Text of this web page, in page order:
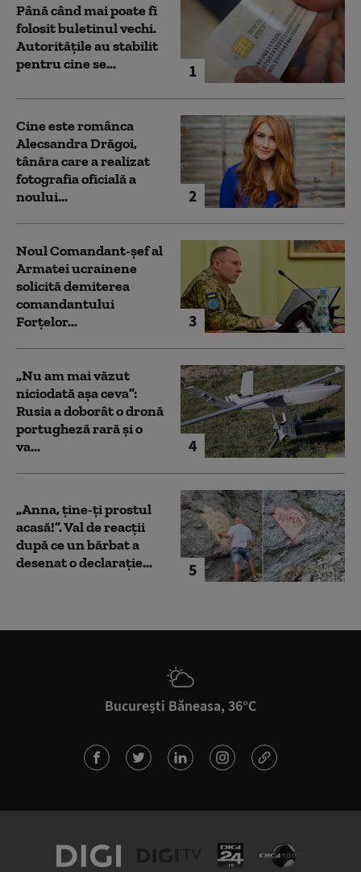
1
Până când mai poate fi
folosit buletinul vechi.
Autoritățile au stabilit
pentru cine se...
2
Cine este românca
Alecsandra Drăgoi,
tânăra care a realizat
fotografia oficială a
noului...
3
Noul Comandant-șef al
Armatei ucrainene
solicită demiterea
comandantului
Forțelor...
4
„Nu am mai văzut
niciodată așa ceva”:
Rusia a doborât o dronă
portugheză rară și o
va...
5
„Anna, ţine-ţi prostul
acasă!”. Val de reacții
după ce un bărbat a
desenat o declarație...
București Băneasa, 36°C